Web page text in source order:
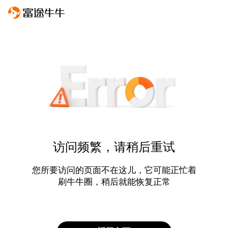
访问频繁，请稍后重试
您所要访问的页面不在这儿，它可能正忙着
刷牛牛圈，稍后就能恢复正常